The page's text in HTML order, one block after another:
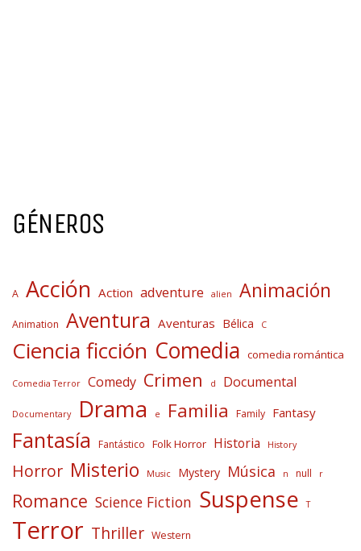
GÉNEROS
A Acción Action adventure alien Animación
Animation Aventura Aventuras Bélica C
Ciencia ficción Comedia comedia romántica
Comedia Terror Comedy Crimen d Documental
Documentary Drama e Familia Family Fantasy
Fantasía Fantástico Folk Horror Historia History
Horror Misterio Music Mystery Música n null r
Romance Science Fiction Suspense T
Terror Thriller Western